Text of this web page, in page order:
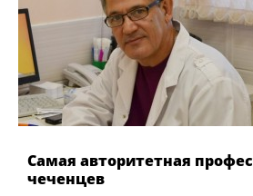
Самая авторитетная
чеченцев